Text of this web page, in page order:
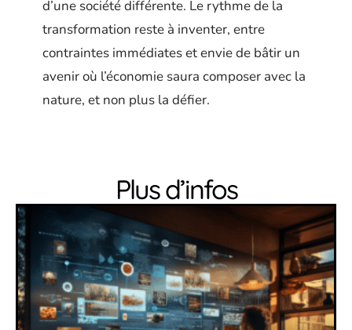
d’une société différente. Le rythme de la
transformation reste à inventer, entre
contraintes immédiates et envie de bâtir un
avenir où l’économie saura composer avec la
nature, et non plus la défier.
Plus d’infos